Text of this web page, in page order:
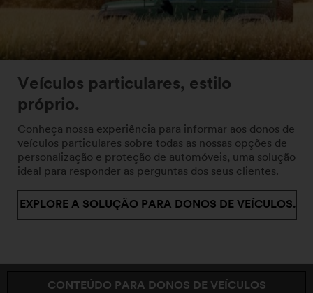
Veículos particulares, estilo
próprio.
Conheça nossa experiência para informar aos donos de
veículos particulares sobre todas as nossas opções de
personalização e proteção de automóveis, uma solução
ideal para responder as perguntas dos seus clientes.
EXPLORE A SOLUÇÃO PARA DONOS DE VEÍCULOS.
CONTEÚDO PARA DONOS DE VEÍCULOS